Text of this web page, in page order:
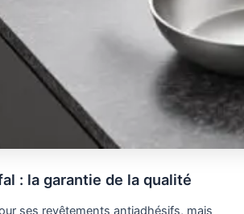
: la garantie de la qualité
ses revêtements antiadhésifs, mais